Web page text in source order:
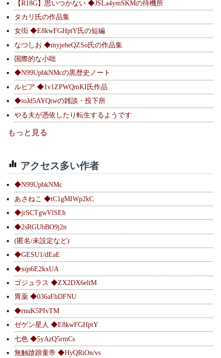
【R18G】思いつかない ◆JSLa4ymSKMの待機所
タカリ氏の作品集
女衒 ◆E8kwFGHptY氏の短編
なつしお ◆myjeheQZSo氏の作品集
国際的な小咄
◆N99UpbkNMcの黒歴史ノート
ルピア ◆1v1ZPWQmKI氏作品
◆toJd5AYQtwの雑談・投下所
やる夫が憑依したり転生するようです
もっと見る
アクセス多い作者
◆N99UpbkNMc
あさねこ ◆tC1gMIWp2kC
◆jrSCTgwVlSEh
◆2sRGUbBO9j2n
(匿名/未設定など)
◆GESU1/dEaE
◆xqs6E2kxUA
ゴジュラス ◆ZX2DX6eltM
胃薬 ◆036aFhDFNU
◆rnuK5PIvTM
ゼゲン星人 ◆E8kwFGHptY
七色 ◆5yAzQ5rmCs
無触蹌踉童帝 ◆HyQRiOn/vs